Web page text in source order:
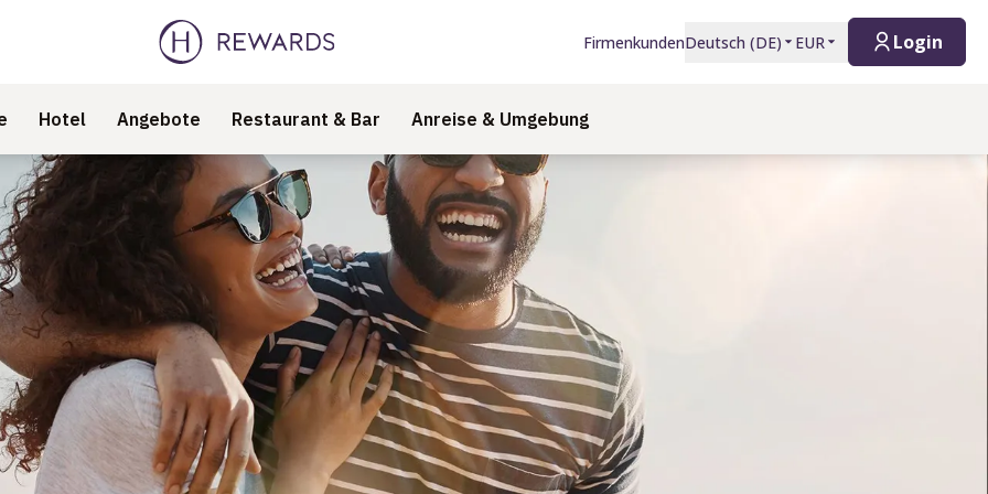
FirmenkundenDeutsch (DE) EUR Login
Hotel Angebote Restaurant & Bar Anreise & Umgebung